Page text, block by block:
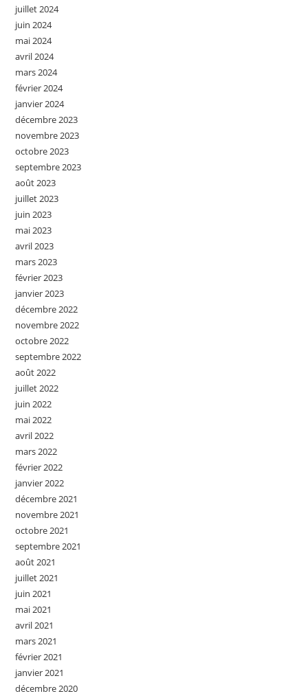
juillet 2024
juin 2024
mai 2024
avril 2024
mars 2024
février 2024
janvier 2024
décembre 2023
novembre 2023
octobre 2023
septembre 2023
août 2023
juillet 2023
juin 2023
mai 2023
avril 2023
mars 2023
février 2023
janvier 2023
décembre 2022
novembre 2022
octobre 2022
septembre 2022
août 2022
juillet 2022
juin 2022
mai 2022
avril 2022
mars 2022
février 2022
janvier 2022
décembre 2021
novembre 2021
octobre 2021
septembre 2021
août 2021
juillet 2021
juin 2021
mai 2021
avril 2021
mars 2021
février 2021
janvier 2021
décembre 2020